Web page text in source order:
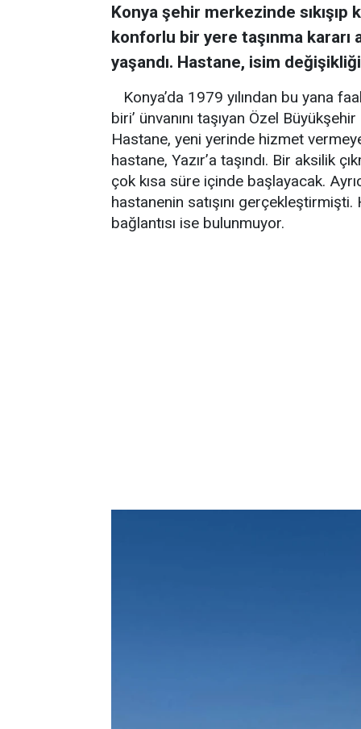
Konya şehir merkezinde
konforlu bir yere taşınma
yaşandı. Hastane, isim
Konya’da 1979 yılından bu yana
biri’ ünvanını taşıyan Özel
Hastane, yeni yerinde hizmet
hastane, Yazır’a taşındı. Bir aksilik
çok kısa süre içinde başlayacak.
hastanenin satışını
bağlantısı ise bulunmuyor.